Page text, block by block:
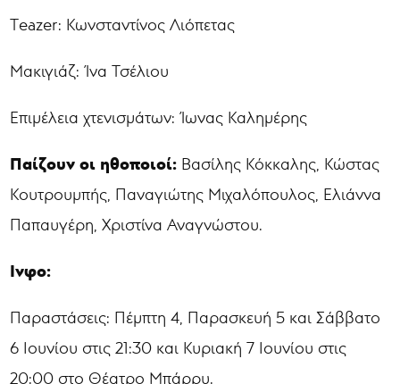
Τeazer: Κωνσταντίνος Λιόπετας
Μακιγιάζ: Ίνα Τσέλιου
Επιμέλεια χτενισμάτων: Ίωνας Καλημέρης
Παίζουν οι ηθοποιοί: Βασίλης Κόκκαλης, Κώστας
Κουτρουμπής, Παναγιώτης Μιχαλόπουλος, Ελιάννα
Παπαυγέρη, Χριστίνα Αναγνώστου.
Ινφο:
Παραστάσεις: Πέμπτη 4, Παρασκευή 5 και Σάββατο
6 Ιουνίου στις 21:30 και Κυριακή 7 Ιουνίου στις
20:00 στο Θέατρο Μπάρρυ.